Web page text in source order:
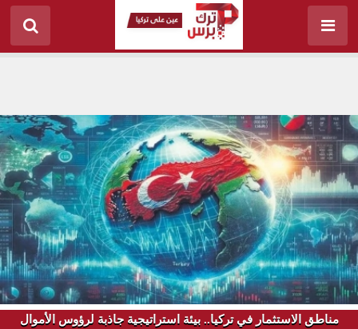
مناطق الاستثمار في تركيا.. بيئة استراتيجية جاذبة لرؤوس الأموال